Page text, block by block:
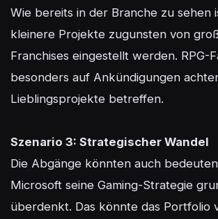
Wie bereits in der Branche zu sehen
kleinere Projekte zugunsten von
Franchises eingestellt werden. RPG-
besonders auf Ankündigungen
Lieblingsprojekte betreffen.
Szenario 3: Strategischer Wandel
Die Abgänge könnten auch
Microsoft seine Gaming-Strategie
überdenkt. Das könnte das Portfolio